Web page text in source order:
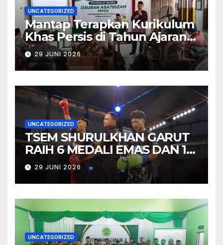
UNCATEGORIZED
Mantap Terapkan Kurikulum
Khas Persis di Tahun Ajaran
Baru, Bidgar Pendidikan PD
PERSIS Garut Tuntaskan
Training of Trainers 2026
29 JUNI 2026
UNCATEGORIZED
TSEM SHURULKHAN GARUT
RAIH 6 MEDALI EMAS DAN 1
MEDALI PERAK PADA TEMU
TARUNG VOL. 2 “BATTLE OF
HONOR”
29 JUNI 2026
UNCATEGORIZED